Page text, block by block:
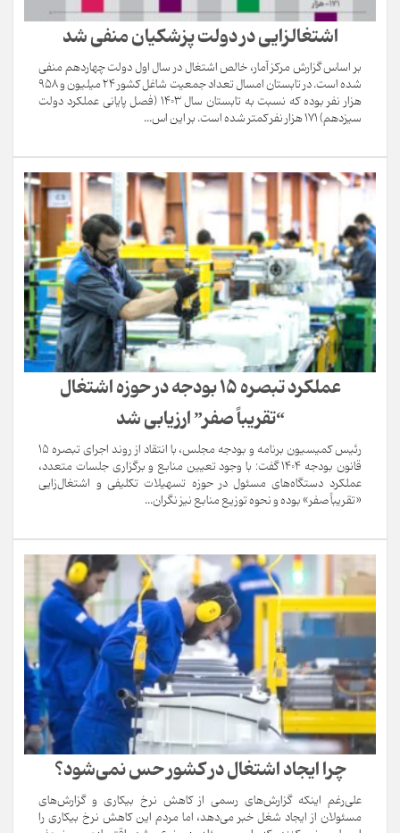
اشتغالزایی در دولت پزشکیان منفی شد
بر اساس گزارش مرکز آمار، خالص اشتغال در سال اول دولت چهاردهم منفی
شده است. در تابستان امسال تعداد جمعیت شاغل کشور 24 میلیون و 958
هزار نفر بوده که نسبت به تابستان سال 1403 (فصل پایانی عملکرد دولت
سیزدهم) 171 هزار نفر کمتر شده است. بر این اس...
عملکرد تبصره ۱۵ بودجه در حوزه اشتغال
“تقریباً صفر” ارزیابی شد
رئیس کمیسیون برنامه و بودجه مجلس، با انتقاد از روند اجرای تبصره ۱۵
قانون بودجه ۱۴۰۴ گفت: با وجود تعیین منابع و برگزاری جلسات متعدد،
عملکرد دستگاه‌های مسئول در حوزه تسهیلات تکلیفی و اشتغال‌زایی
«تقریباً صفر» بوده و نحوه توزیع منابع نیز نگران...
چرا ایجاد اشتغال در کشور حس نمی‌شود؟
علی‌رغم اینکه گزارش‌های رسمی از کاهش نرخ بیکاری و گزارش‌های
مسئولان از ایجاد شغل خبر می‌دهد، اما مردم این کاهش نرخ بیکاری را